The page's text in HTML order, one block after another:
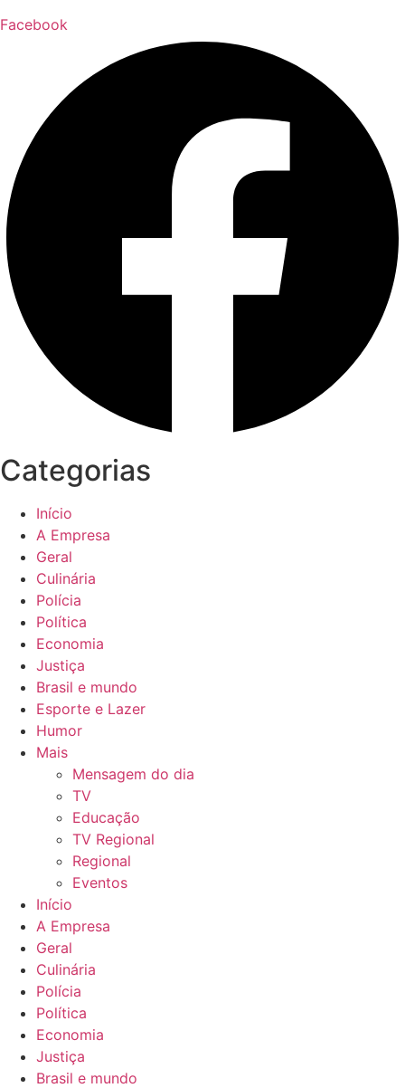
Facebook
Categorias
Início
A Empresa
Geral
Culinária
Polícia
Política
Economia
Justiça
Brasil e mundo
Esporte e Lazer
Humor
Mais
Mensagem do dia
TV
Educação
TV Regional
Regional
Eventos
Início
A Empresa
Geral
Culinária
Polícia
Política
Economia
Justiça
Brasil e mundo